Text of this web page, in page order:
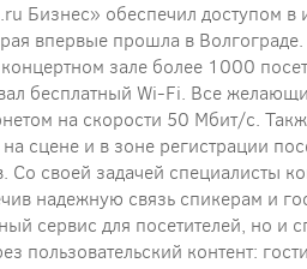
Бизнес» обеспечил доступом в
впервые прошла в Волгограде.
зале более 1000
бесплатный Wi-Fi. Все
на скорости 50 Мбит/с.
сцене и в зоне регистрации
Со своей задачей специалисты
надежную связь спикерам и
сервис для посетителей, но и
пользовательский контент: